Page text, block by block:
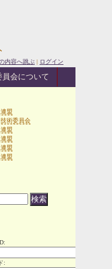
内容へ跳ぶ | ログイン
員会について
盟
術委員会
盟
盟
盟
盟
: